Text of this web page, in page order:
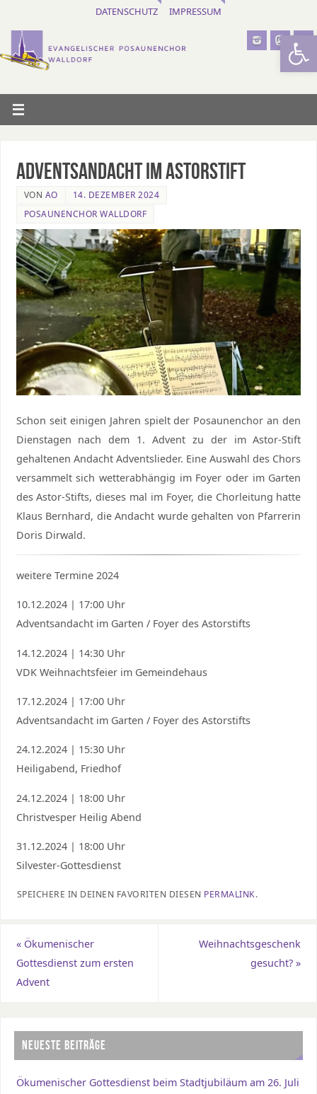
DATENSCHUTZ IMPRESSUM
Adventsandacht im Astorstift
VON AO
14. DEZEMBER 2024
POSAUNENCHOR WALLDORF
Schon seit einigen Jahren spielt der Posaunenchor an den
Dienstagen nach dem 1. Advent zu der im Astor-Stift
gehaltenen Andacht Adventslieder. Eine Auswahl des Chors
versammelt sich wetterabhängig im Foyer oder im Garten
des Astor-Stifts, dieses mal im Foyer, die Chorleitung hatte
Klaus Bernhard, die Andacht wurde gehalten von Pfarrerin
Doris Dirwald.
weitere Termine 2024
10.12.2024 | 17:00 Uhr
Adventsandacht im Garten / Foyer des Astorstifts
14.12.2024 | 14:30 Uhr
VDK Weihnachtsfeier im Gemeindehaus
17.12.2024 | 17:00 Uhr
Adventsandacht im Garten / Foyer des Astorstifts
24.12.2024 | 15:30 Uhr
Heiligabend, Friedhof
24.12.2024 | 18:00 Uhr
Christvesper Heilig Abend
31.12.2024 | 18:00 Uhr
Silvester-Gottesdienst
SPEICHERE IN DEINEN FAVORITEN DIESEN PERMALINK.
«Ökumenischer
Gottesdienst zum ersten
Advent
Weihnachtsgeschenk
gesucht?»
NEUESTE BEITRÄGE
Ökumenischer Gottesdienst beim Stadtjubiläum am 26. Juli